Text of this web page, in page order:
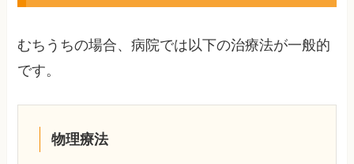
むちうちの場合、病院では以下の治療法が一般的
です。
物理療法